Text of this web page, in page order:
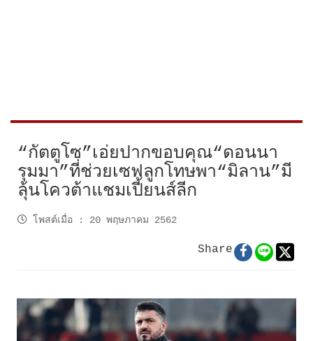
“กัตตูโซ”เอ่ยปากขอบคุณ“ดอนนา
รุมมา”ที่ช่วยเซฟลูกโทษพา“มิลาน”มี
ลุ้นโควต้าแชมเปี้ยนส์ลีก
โพสต์เมื่อ : 20 พฤษภาคม 2562
Share